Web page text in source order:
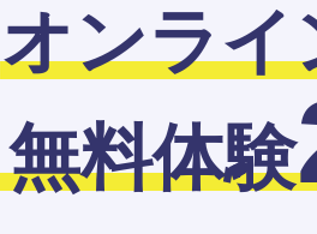
オンライ
無料体験